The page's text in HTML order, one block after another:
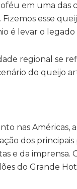
em uma das
esse
é levar o
regional se
do queijo
nas Américas,
dos
e da
do Grande